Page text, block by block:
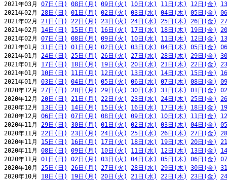
2021年03月 07日(日) 08日(月) 09日(火) 10日(水) 11日(木) 12日(金)
2021年02月 28日(日) 01日(月) 02日(火) 03日(水) 04日(木) 05日(金)
2021年02月 21日(日) 22日(月) 23日(火) 24日(水) 25日(木) 26日(金)
2021年02月 14日(日) 15日(月) 16日(火) 17日(水) 18日(木) 19日(金)
2021年02月 07日(日) 08日(月) 09日(火) 10日(水) 11日(木) 12日(金)
2021年01月 31日(日) 01日(月) 02日(火) 03日(水) 04日(木) 05日(金)
2021年01月 24日(日) 25日(月) 26日(火) 27日(水) 28日(木) 29日(金)
2021年01月 17日(日) 18日(月) 19日(火) 20日(水) 21日(木) 22日(金)
2021年01月 10日(日) 11日(月) 12日(火) 13日(水) 14日(木) 15日(金)
2021年01月 03日(日) 04日(月) 05日(火) 06日(水) 07日(木) 08日(金)
2020年12月 27日(日) 28日(月) 29日(火) 30日(水) 31日(木) 01日(金)
2020年12月 20日(日) 21日(月) 22日(火) 23日(水) 24日(木) 25日(金)
2020年12月 13日(日) 14日(月) 15日(火) 16日(水) 17日(木) 18日(金)
2020年12月 06日(日) 07日(月) 08日(火) 09日(水) 10日(木) 11日(金)
2020年11月 29日(日) 30日(月) 01日(火) 02日(水) 03日(木) 04日(金)
2020年11月 22日(日) 23日(月) 24日(火) 25日(水) 26日(木) 27日(金)
2020年11月 15日(日) 16日(月) 17日(火) 18日(水) 19日(木) 20日(金)
2020年11月 08日(日) 09日(月) 10日(火) 11日(水) 12日(木) 13日(金)
2020年11月 01日(日) 02日(月) 03日(火) 04日(水) 05日(木) 06日(金)
2020年10月 25日(日) 26日(月) 27日(火) 28日(水) 29日(木) 30日(金)
2020年10月 18日(日) 19日(月) 20日(火) 21日(水) 22日(木) 23日(金)